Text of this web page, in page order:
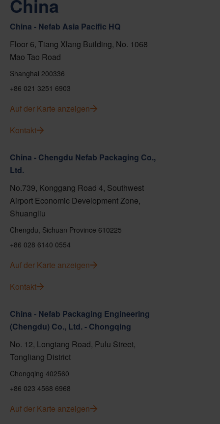
China
China - Nefab Asia Pacific HQ
Floor 6, Tiang Xlang Building, No. 1068
Mao Tao Road
Shanghai 200336
+86 021 3251 6903
Auf der Karte anzeigen
Kontakt
China - Chengdu Nefab Packaging Co.,
Ltd.
No.739, Konggang Road 4, Southwest
Airport Economic Development Zone,
Shuangliu
Chengdu, Sichuan Province 610225
+86 028 6140 0554
Auf der Karte anzeigen
Kontakt
China - Nefab Packaging Engineering
(Chengdu) Co., Ltd. - Chongqing
No. 12, Longtang Road, Pulu Street,
Tongliang District
Chongqing 402560
+86 023 4568 6968
Auf der Karte anzeigen